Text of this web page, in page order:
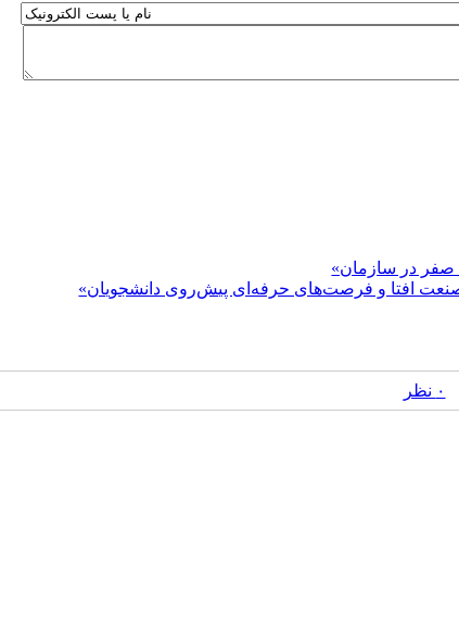
صفر در سازمان»
افتا و فرصت‌های حرفه‌ای پیش‌روی دانشجویان»
۰ نظر